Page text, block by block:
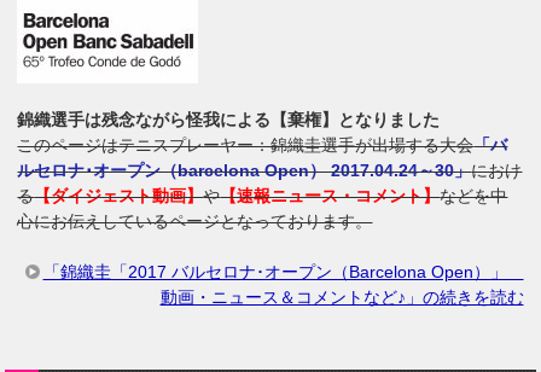
錦織選手は残念ながら怪我による【棄権】となりました
このページはテニスプレーヤー：錦織圭選手が出場する大会「バ
ルセロナ･オープン（barcelona Open） 2017.04.24～30」におけ
る【ダイジェスト動画】や【速報ニュース・コメント】などを中
心にお伝えしているページとなっております。
「錦織圭「2017 バルセロナ･オープン（Barcelona Open）」
動画・ニュース＆コメントなど♪」の続きを読む